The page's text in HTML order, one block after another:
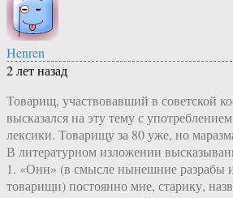
Henren
2 лет назад
Товарищ, участвовавший в советской
высказался на эту тему с
лексики. Товарищу за 80 уже, но
В литературном изложении
1. «Они» (в смысле нынешние разрабы
товарищи) постоянно мне, старику,